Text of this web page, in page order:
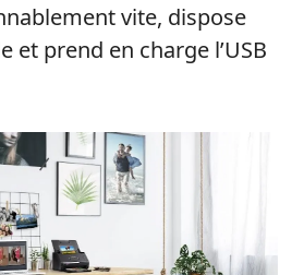
vite, dispose
et prend en charge l’USB